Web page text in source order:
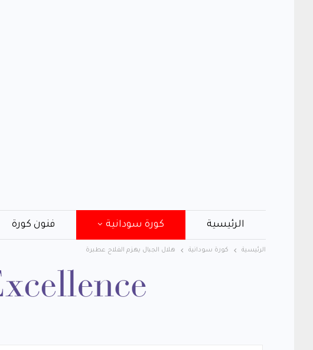
الرئيسية كورة سودانية فنون كورة
الرئيسية كورة سودانية هلال الجبال يهزم الفلاح عطبرة